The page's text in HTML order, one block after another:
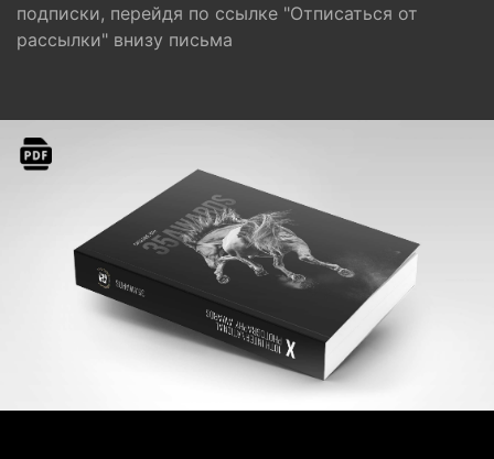
подписки, перейдя по ссылке "Отписаться от
рассылки" внизу письма